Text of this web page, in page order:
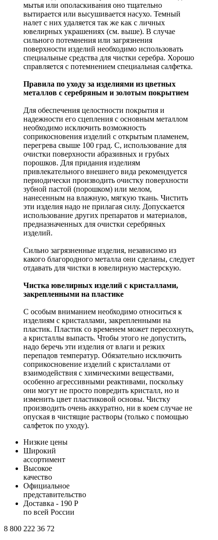
мытья или ополаскивания оно тщательно
вытирается или высушивается насухо. Темный
налет с них удаляется так же как с личных
ювелирных украшениях (см. выше). В случае
сильного потемнения или загрязнения
поверхности изделий необходимо использовать
специальные средства для чистки серебра. Хорошо
справляется с потемнением специальная салфетка.
Правила по уходу за изделиями из цветных
металлов с серебряным и золотым покрытием
Для обеспечения целостности покрытия и
надежности его сцепления с основным металлом
необходимо исключить возможность
соприкосновения изделий с открытым пламенем,
перегрева свыше 100 град. С, использование для
очистки поверхности абразивных и грубых
порошков. Для придания изделиям
привлекательного внешнего вида рекомендуется
периодически производить очистку поверхности
зубной пастой (порошком) или мелом,
нанесенным на влажную, мягкую ткань. Чистить
эти изделия надо не прилагая силу. Допускается
использование других препаратов и материалов,
предназначенных для очистки серебряных
изделий.
Сильно загрязненные изделия, независимо из
какого благородного металла они сделаны, следует
отдавать для чистки в ювелирную мастерскую.
Чистка ювелирных изделий с кристаллами,
закрепленными на пластике
С особым вниманием необходимо относиться к
изделиям с кристаллами, закрепленными на
пластик. Пластик со временем может пересохнуть,
а кристаллы выпасть. Чтобы этого не допустить,
надо беречь эти изделия от влаги и резких
перепадов температур. Обязательно исключить
соприкосновение изделий с кристаллами от
взаимодействия с химическими веществами,
особенно агрессивными реактивами, поскольку
они могут не просто повредить кристалл, но и
изменить цвет пластиковой основы. Чистку
производить очень аккуратно, ни в коем случае не
опуская в чистящие растворы (только с помощью
салфеток по уходу).
Низкие цены
Широкий
ассортимент
Высокое
качество
Официальное
представительство
Доставка - 190 Р
по всей России
8 800 222 36 72